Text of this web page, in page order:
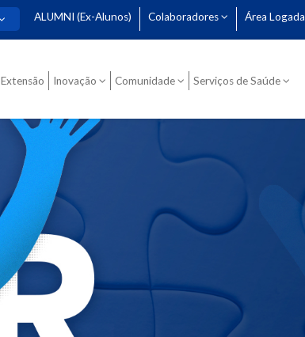
ALUMNI (Ex-Alunos) Colaboradores Área Logada
Extensão Inovação Comunidade Serviços de Saúde